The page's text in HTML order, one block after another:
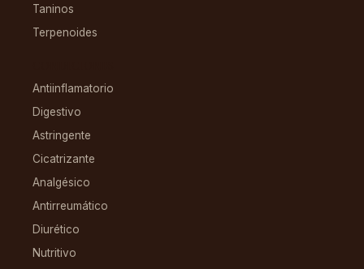
Taninos
Terpenoides
Antiinflamatorio
Digestivo
Astringente
Cicatrizante
Analgésico
Antirreumático
Diurético
Nutritivo